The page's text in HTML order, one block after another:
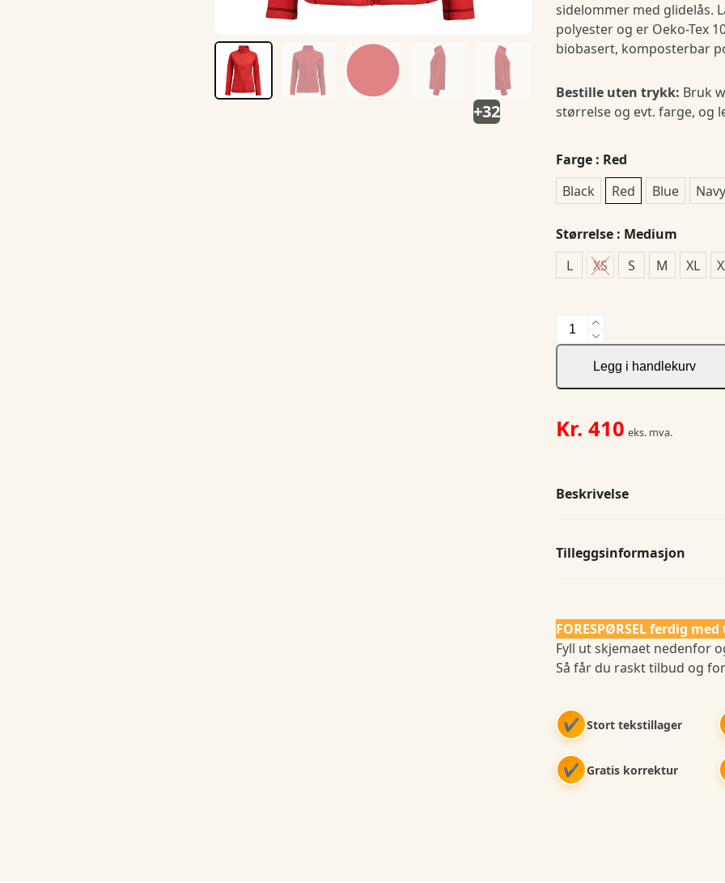
+32
sidelommer med glidelås.
polyester og er Oeko-Tex
biobasert, komposterbar
Bestille uten trykk: Bruk
størrelse og evt. farge, og
Farge : Red
Black
Red Blue Navy
Størrelse : Medium
L
XS S M XL
Zion
Fleece
Woman
antall
Legg i handlekurv
Kr. 410 eks. mva.
Beskrivelse
Tilleggsinformasjon
FORESPØRSEL ferdig
Fyll ut skjemaet nedenfor
Så får du raskt tilbud og
✔ Stort tekstillager
✔ Gratis korrektur